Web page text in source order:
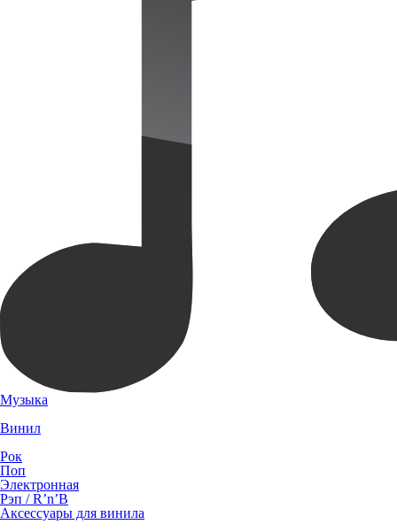
Музыка
Винил
Рок
Поп
Электронная
Рэп / R’n’B
Аксессуары для винила